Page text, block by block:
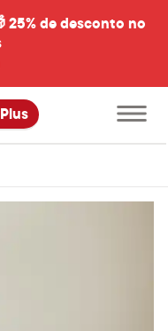
25% de desconto no
Abrir
menu
principal